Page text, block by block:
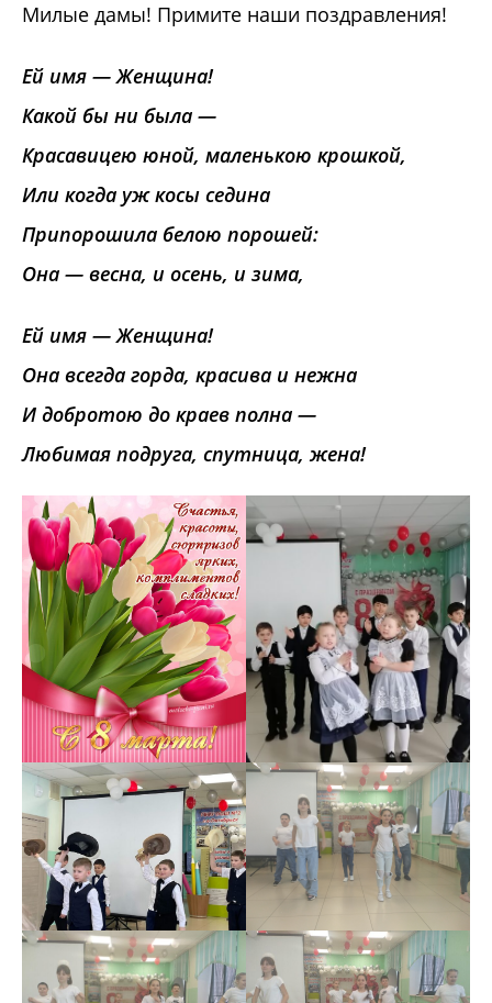
Милые дамы! Примите наши поздравления!
Ей имя — Женщина!
Какой бы ни была —
Красавицею юной, маленькою крошкой,
Или когда уж косы седина
Припорошила белою порошей:
Она — весна, и осень, и зима,
Ей имя — Женщина!
Она всегда горда, красива и нежна
И добротою до краев полна —
Любимая подруга, спутница, жена!